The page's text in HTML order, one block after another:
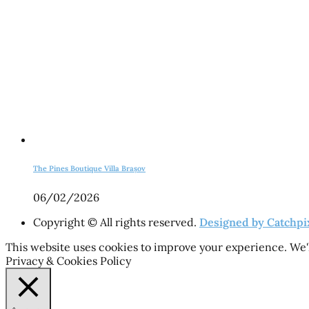
The Pines Boutique Villa Brașov
06/02/2026
Copyright © All rights reserved. Designed by
This website uses cookies to improve your experience.
Privacy & Cookies Policy